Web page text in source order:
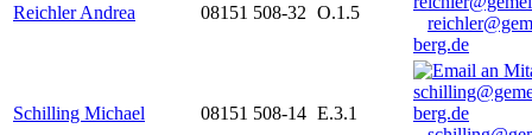
Reichler Andrea 08151 508-32 O.1.5
berg.de
Schilling Michael 08151 508-14 E.3.1